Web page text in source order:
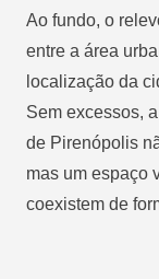
Ao fundo, o
entre a área
localização da
Sem excessos,
de Pirenópolis
mas um espaço
coexistem de